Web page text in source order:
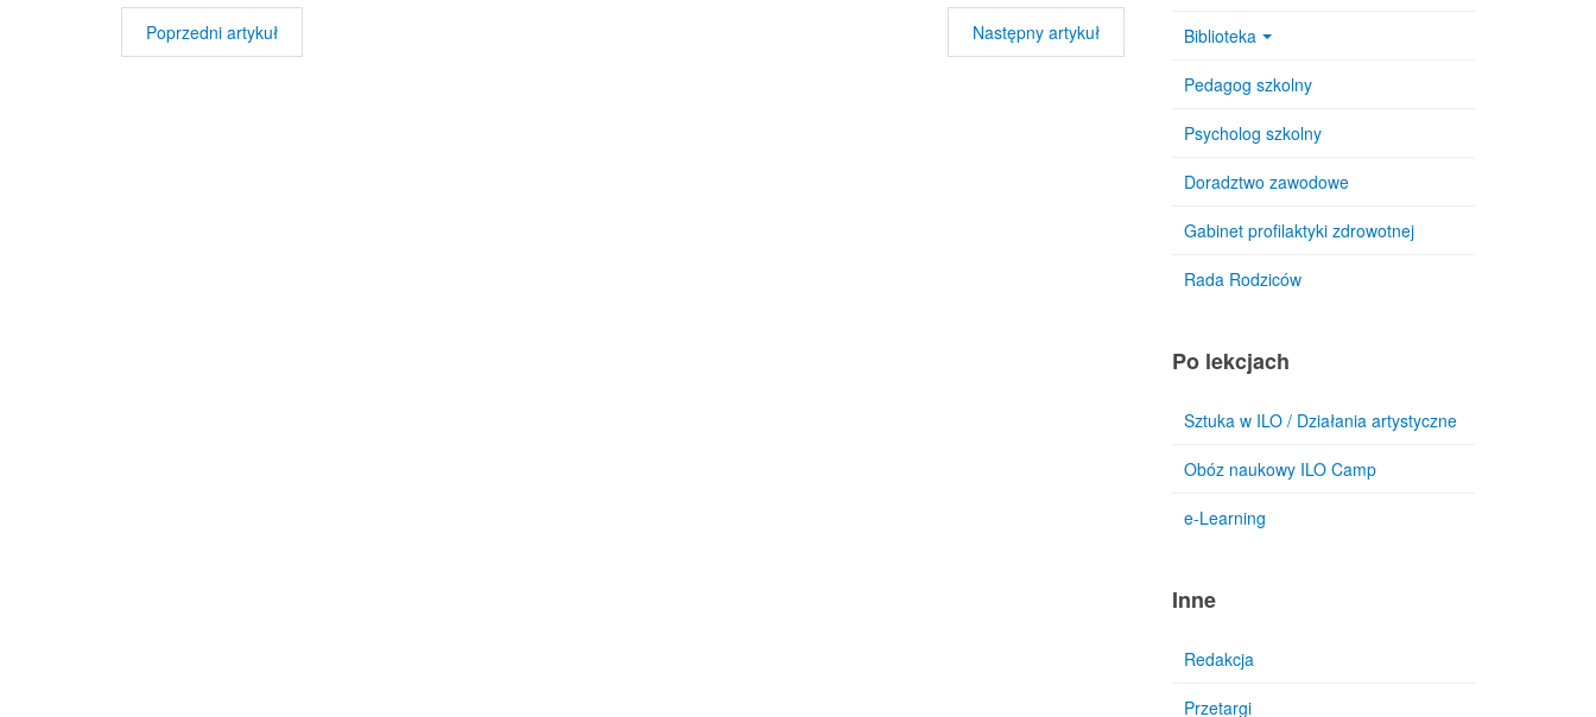
Poprzedni artykuł Następny artykuł Biblioteka
Pedagog szkolny
Psycholog szkolny
Doradztwo zawodowe
Gabinet profilaktyki zdrowotnej
Rada Rodziców
Po lekcjach
Sztuka w ILO / Działania artystyczne
Obóz naukowy ILO Camp
e-Learning
Inne
Redakcja
Przetargi